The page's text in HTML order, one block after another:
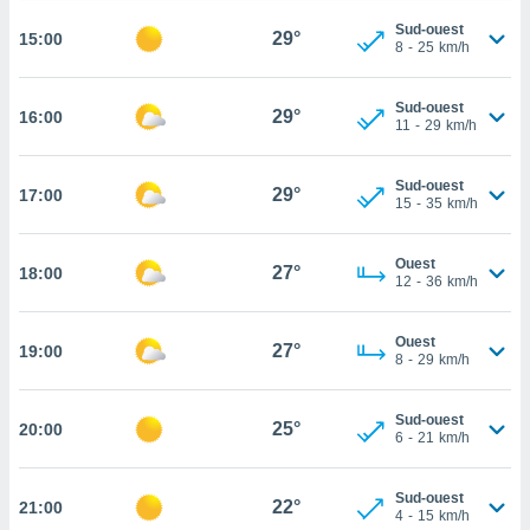
de
votre
en
des
au
web.
15:00 29°
Sud-ouest
8 - 25 km/h
16:00 29°
Sud-ouest
11 - 29 km/h
17:00 29°
Sud-ouest
15 - 35 km/h
18:00 27°
Ouest
12 - 36 km/h
19:00 27°
Ouest
8 - 29 km/h
20:00 25°
Sud-ouest
6 - 21 km/h
21:00 22°
Sud-ouest
4 - 15 km/h